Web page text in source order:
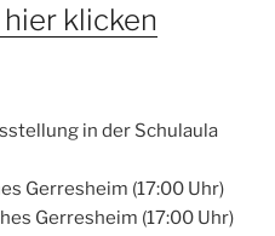
klicken
in der Schulaula
Gerresheim (17:00 Uhr)
Gerresheim (17:00 Uhr)